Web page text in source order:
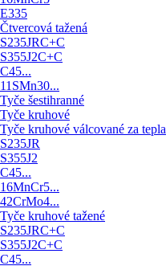
E335
Čtvercová tažená
S235JRC+C
S355J2C+C
C45...
11SMn30...
Tyče šestihranné
Tyče kruhové
Tyče kruhové válcované za tepla
S235JR
S355J2
C45...
16MnCr5...
42CrMo4...
Tyče kruhové tažené
S235JRC+C
S355J2C+C
C45...